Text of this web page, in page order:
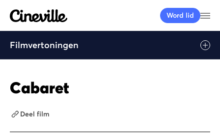
Cineville Logo
Word lid
Filmvertoningen
Cabaret
Deel film